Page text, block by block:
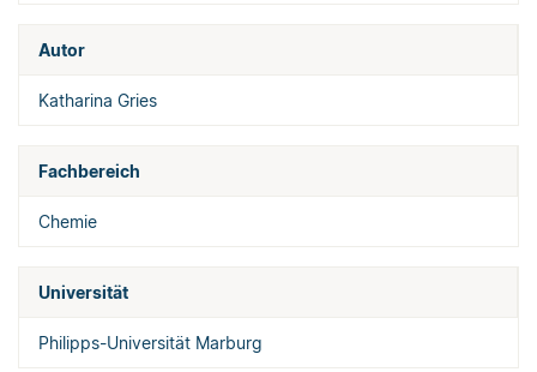
Autor
Katharina Gries
Fachbereich
Chemie
Universität
Philipps-Universität Marburg